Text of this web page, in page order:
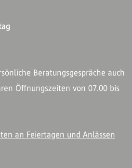
Beratungsgespräche auch
Öffnungszeiten von 07.00 bis
an Feiertagen und Anlässen